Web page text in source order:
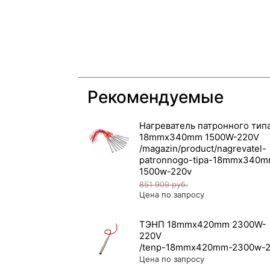
Рекомендуемые
Нагреватель патронного
18mmx340mm 1500W-220V
851 909руб.
Цена по запросу
ТЭНП 18mmx420mm 2300W-
220V
Цена по запросу